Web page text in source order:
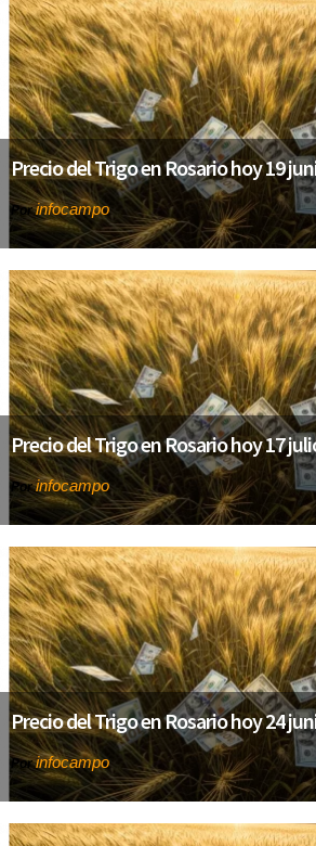
Precio del Trigo en Rosario hoy 19
Porinfocampo
Precio del Trigo en Rosario hoy 17
Porinfocampo
Precio del Trigo en Rosario hoy 24
Porinfocampo